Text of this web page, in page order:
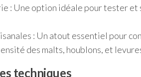
: Une option idéale pour tester et
: Un atout essentiel pour
des malts, houblons, et
techniques